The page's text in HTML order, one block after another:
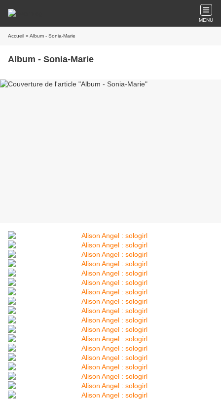
MENU
Accueil » Album - Sonia-Marie
Album - Sonia-Marie